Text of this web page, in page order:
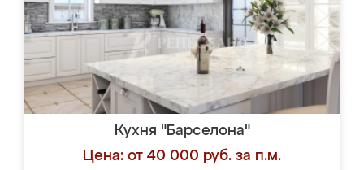
Кухня "Барселона"
Цена: от 40 000 руб. за п.м.